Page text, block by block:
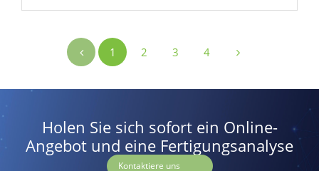
gewährleisten, sind hochwertige
den sicheren Betrieb von
Energiespeichersystemen geworden.
1 2 3 4
Holen Sie sich sofort ein Online-
Angebot und eine Fertigungsanalyse
Kontaktiere uns